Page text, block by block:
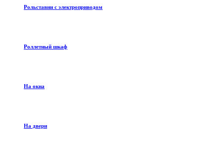
Рольставни с электроприводом
Роллетный шкаф
На окна
На двери